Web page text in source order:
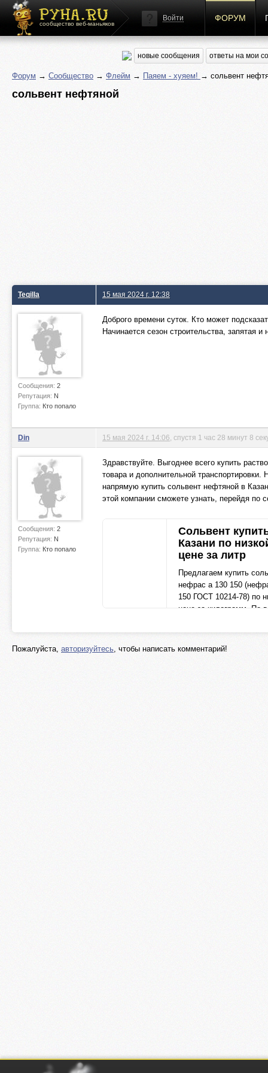
сообщество веб-маньяков
Войти ФОРУМ
новые сообщения ответы на мои
Форум → Сообщество → Флейм → Паяем - хуяем! → сольвент
сольвент нефтяной
Teqilla
Сообщения: 2
Репутация: N
Группа: Кто попало
15 мая 2024 г. 12:38
Доброго времени суток. Кто может
Начинается сезон строительства, запятая
Din
Сообщения: 2
Репутация: N
Группа: Кто попало
15 мая 2024 г. 14:06 , спустя 1 час 28 минут 8
Здравствуйте. Выгоднее всего купить
товара и дополнительной
напрямую купить сольвент нефтяной в
этой компании сможете узнать, перейдя по
Сольвент
Казани по
цене за литр
Предлагаем купить
нефрас а 130 150
150 ГОСТ 10214-78) по
цене за килограмм. По
09-4
kzn.prosolvent.ru
Пожалуйста, авторизуйтесь, чтобы написать комментарий!